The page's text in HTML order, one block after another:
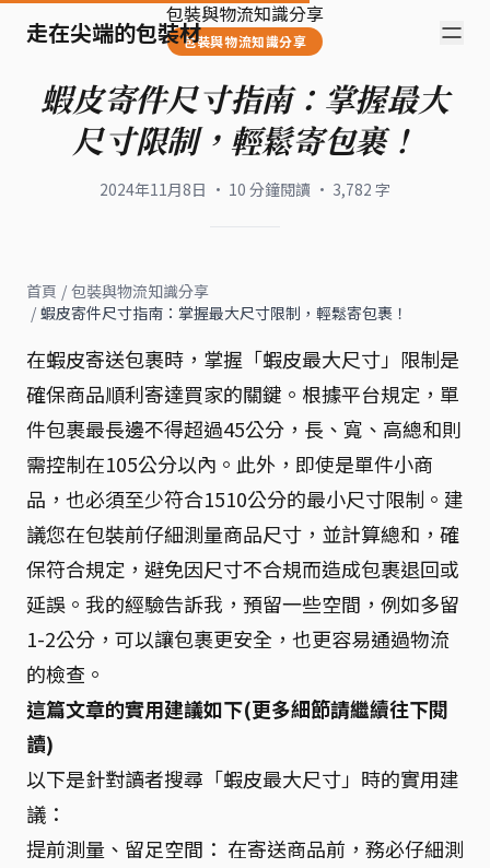
走在尖端的包裝材
包裝與物流知識分享
包裝與物流知識分享
蝦皮寄件尺寸指南：掌握最大
尺寸限制，輕鬆寄包裹！
2024年11月8日 · 10 分鐘閱讀 · 3,782 字
首頁 / 包裝與物流知識分享
/ 蝦皮寄件尺寸指南：掌握最大尺寸限制，輕鬆寄包裹！
在蝦皮寄送包裹時，掌握「蝦皮最大尺寸」限制是
確保商品順利寄達買家的關鍵。根據平台規定，單
件包裹最長邊不得超過45公分，長、寬、高總和則
需控制在105公分以內。此外，即使是單件小商
品，也必須至少符合1510公分的最小尺寸限制。建
議您在包裝前仔細測量商品尺寸，並計算總和，確
保符合規定，避免因尺寸不合規而造成包裹退回或
延誤。我的經驗告訴我，預留一些空間，例如多留
1-2公分，可以讓包裹更安全，也更容易通過物流
的檢查。
這篇文章的實用建議如下(更多細節請繼續往下閱
讀)
以下是針對讀者搜尋「蝦皮最大尺寸」時的實用建
議：
提前測量、留足空間： 在寄送商品前，務必仔細測